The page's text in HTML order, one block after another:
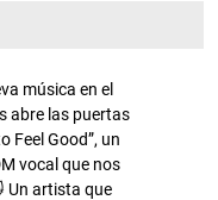
música en el
abre las puertas
Feel Good”, un
vocal que nos
Un artista que